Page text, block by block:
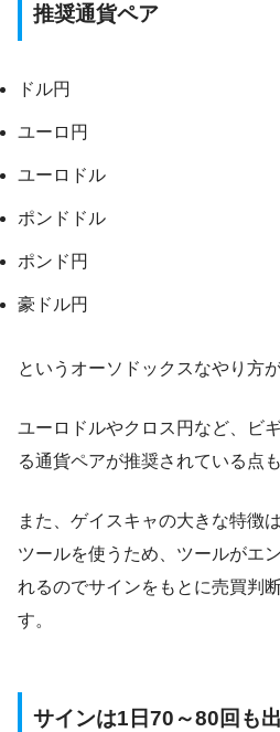
推奨通貨ペア
ドル円
ユーロ円
ユーロドル
ポンドドル
ポンド円
豪ドル円
というオーソドックスなやり方が
ユーロドルやクロス円など、ビ
る通貨ペアが推奨されている点
また、ゲイスキャの大きな特徴
ツールを使うため、ツールがエ
れるのでサインをもとに売買判
す。
サインは1日70～80回も